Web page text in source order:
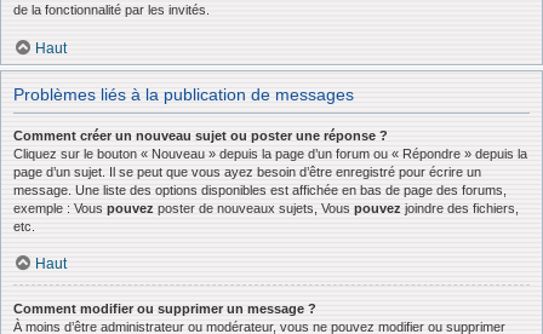
de la fonctionnalité par les invités.
Haut
Problèmes liés à la publication de messages
Comment créer un nouveau sujet ou poster une réponse ?
Cliquez sur le bouton « Nouveau » depuis la page d’un forum ou « Répondre » depuis la
page d’un sujet. Il se peut que vous ayez besoin d’être enregistré pour écrire un
message. Une liste des options disponibles est affichée en bas de page des forums,
exemple : Vous pouvez poster de nouveaux sujets, Vous pouvez joindre des fichiers,
etc.
Haut
Comment modifier ou supprimer un message ?
À moins d’être administrateur ou modérateur, vous ne pouvez modifier ou supprimer